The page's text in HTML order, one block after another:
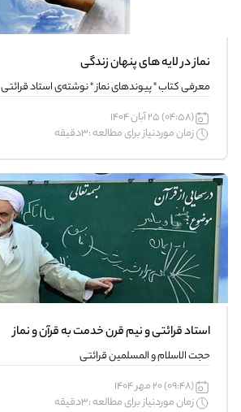
نماز در لایه های پنهان زندگی
معرفی کتاب " پیوندهای نماز " نوشته‌ی استاد قرائتی
(04:58) 25 آبان 1404
زمان موردنیاز برای مطالعه :3دقیقه
استاد قرائتی و نیم قرن خدمت به قرآن و نماز
حجت الاسلام و المسلمین قرائتی
(09:48) 20 مهر 1404
زمان موردنیاز برای مطالعه :3دقیقه